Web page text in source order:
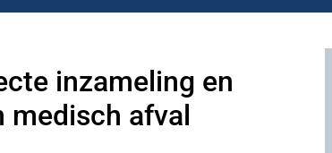
inzameling en
afval